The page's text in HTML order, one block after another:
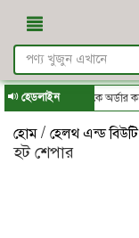
হেডলাইন- থেকে অর্ডার করে
হোম / হেলথ এন্ড বিউটি
হট শেপার